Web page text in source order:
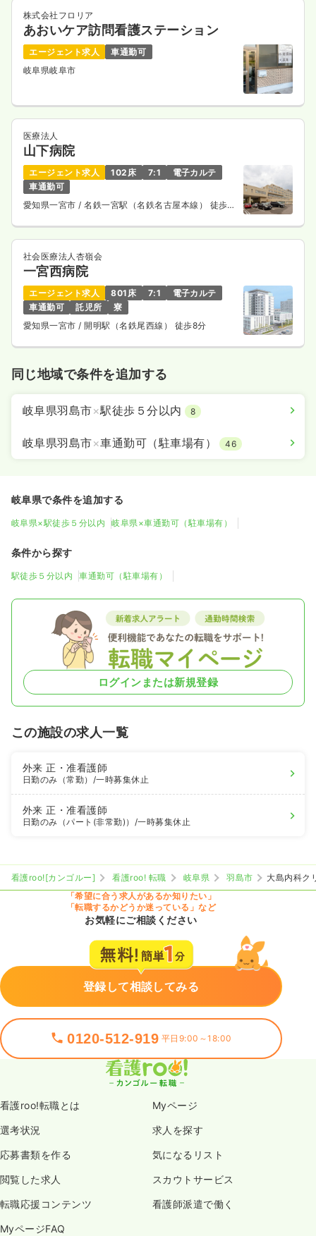
株式会社フロリア
あおいケア訪問看護ステーション
エージェント求人
車通勤可
岐阜県岐阜市
医療法人
山下病院
エージェント求人 102床 7:1
電子カルテ
車通勤可
愛知県一宮市/ 名鉄一宮駅（名鉄名古屋本線） 徒歩
社会医療法人杏嶺会
一宮西病院
エージェント求人 801床 7:1
電子カルテ
車通勤可
託児所
寮
愛知県一宮市/ 開明駅（名鉄尾西線） 徒歩8分
同じ地域で条件を追加する
岐阜県羽島市×駅徒歩５分以内 8
岐阜県羽島市×車通勤可（駐車場有） 46
岐阜県で条件を追加する
岐阜県×駅徒歩５分以内 岐阜県×車通勤可（駐車場有）
条件から探す
駅徒歩５分以内 車通勤可（駐車場有）
ログインまたは新規登録
この施設の求人一覧
外来正・准看護師
日勤のみ（常勤） /一時募集休止
外来正・准看護師
日勤のみ（パート(非常勤)） /一時募集休止
看護roo![カンゴルー] 看護roo! 転職 岐阜県 羽島市
大島内科ク
「希望に合う求人があるか知りたい」
「転職するかどうか迷っている」など
お気軽にご相談ください
登録して相談してみる
0120-512-919 平日9:00～18:00
看護roo!転職とは Myページ
選考状況 求人を探す
応募書類を作る 気になるリスト
閲覧した求人 スカウトサービス
転職応援コンテンツ 看護師派遣で働く
MyページFAQ